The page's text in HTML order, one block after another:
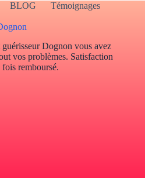
BLOG
Témoignages
Dognon vous avez
vos problèmes. Satisfaction
remboursé.